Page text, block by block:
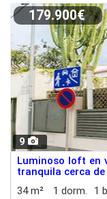
9
179.900€
Luminoso loft en
tranquila cerca de
34 m²
1 dorm. 1